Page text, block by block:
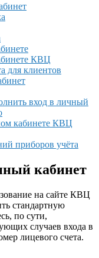
КВЦ
для клиентов
вход в личный
кабинете КВЦ
приборов учёта
кабинет
на сайте КВЦ
стандартную
по сути,
случаев входа в
лицевого счета.